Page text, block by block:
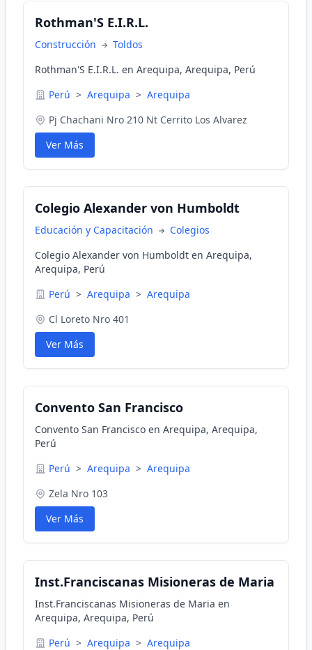
Rothman'S E.I.R.L.
Construcción
Toldos
Rothman'S E.I.R.L. en Arequipa, Arequipa, Perú
Perú > Arequipa > Arequipa
Pj Chachani Nro 210 Nt Cerrito Los Alvarez
Ver Más
Colegio Alexander von Humboldt
Educación y Capacitación
Colegios
Colegio Alexander von Humboldt en Arequipa,
Arequipa, Perú
Perú > Arequipa > Arequipa
Cl Loreto Nro 401
Ver Más
Convento San Francisco
Convento San Francisco en Arequipa, Arequipa,
Perú
Perú > Arequipa > Arequipa
Zela Nro 103
Ver Más
Inst.Franciscanas Misioneras de Maria
Inst.Franciscanas Misioneras de Maria en
Arequipa, Arequipa, Perú
Perú > Arequipa > Arequipa